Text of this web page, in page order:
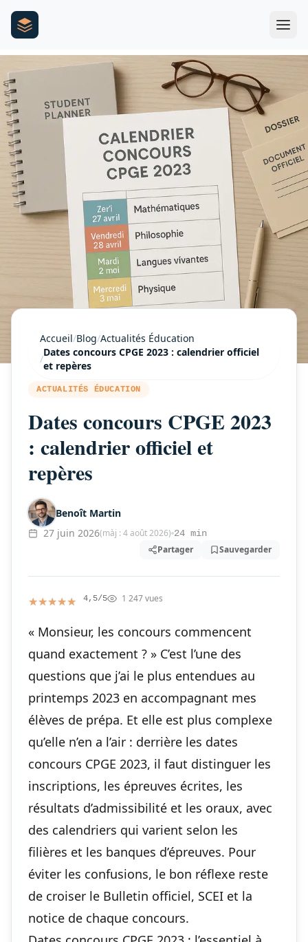
Accueil/Blog/Actualités Éducation
/
Dates concours CPGE 2023 : calendrier officiel
et repères
ACTUALITÉS ÉDUCATION
Dates concours CPGE 2023
: calendrier officiel et
repères
Benoît Martin
27 juin 2026(màj : 4 août 2026) 24 min
Partager Sauvegarder
★★★★★
★★★★★ 4,5/5 1 247 vues
« Monsieur, les concours commencent
quand exactement ? » C’est l’une des
questions que j’ai le plus entendues au
printemps 2023 en accompagnant mes
élèves de prépa. Et elle est plus complexe
qu’elle n’en a l’air : derrière les dates
concours CPGE 2023, il faut distinguer les
inscriptions, les épreuves écrites, les
résultats d’admissibilité et les oraux, avec
des calendriers qui varient selon les
filières et les banques d’épreuves. Pour
éviter les confusions, le bon réflexe reste
de croiser le Bulletin officiel, SCEI et la
notice de chaque concours.